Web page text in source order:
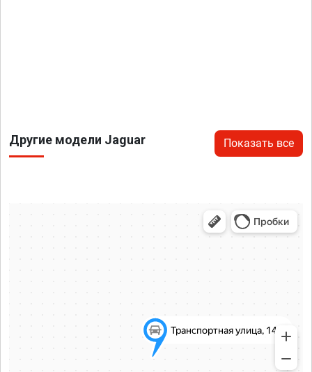
Другие модели Jaguar Показать все